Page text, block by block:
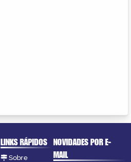
LINKS RÁPIDOS
Sobre
NOVIDADES POR E-
MAIL